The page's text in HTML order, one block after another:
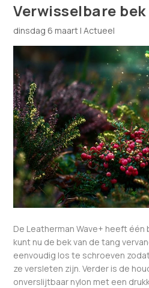
Verwisselbare bek
dinsdag 6 maart |Actueel
De Leatherman Wave+ heeft
kunt nu de bek van de tang
eenvoudig los te schroeven
ze versleten zijn. Verder is de
onverslijtbaar nylon met een